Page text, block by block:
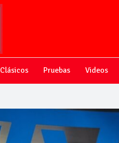
Clásicos Pruebas Videos